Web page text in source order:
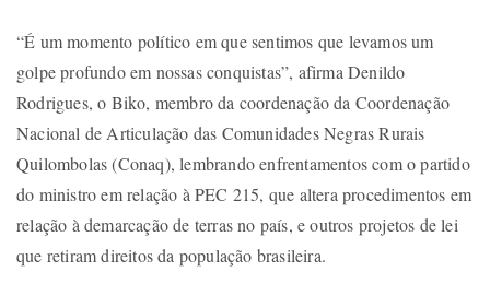
“É um momento político em que sentimos que levamos um
golpe profundo em nossas conquistas”, afirma Denildo
Rodrigues, o Biko, membro da coordenação da Coordenação
Nacional de Articulação das Comunidades Negras Rurais
Quilombolas (Conaq), lembrando enfrentamentos com o partido
do ministro em relação à PEC 215, que altera procedimentos em
relação à demarcação de terras no país, e outros projetos de lei
que retiram direitos da população brasileira.